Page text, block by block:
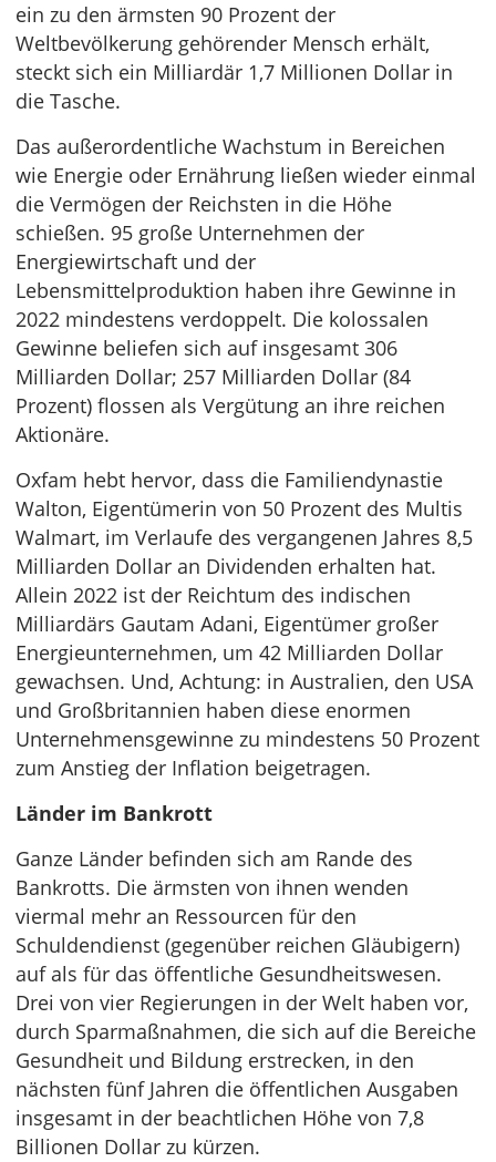
ein zu den ärmsten 90 Prozent der
Weltbevölkerung gehörender Mensch erhält,
steckt sich ein Milliardär 1,7 Millionen Dollar in
die Tasche.
Das außerordentliche Wachstum in Bereichen
wie Energie oder Ernährung ließen wieder einmal
die Vermögen der Reichsten in die Höhe
schießen. 95 große Unternehmen der
Energiewirtschaft und der
Lebensmittelproduktion haben ihre Gewinne in
2022 mindestens verdoppelt. Die kolossalen
Gewinne beliefen sich auf insgesamt 306
Milliarden Dollar; 257 Milliarden Dollar (84
Prozent) flossen als Vergütung an ihre reichen
Aktionäre.
Oxfam hebt hervor, dass die Familiendynastie
Walton, Eigentümerin von 50 Prozent des Multis
Walmart, im Verlaufe des vergangenen Jahres 8,5
Milliarden Dollar an Dividenden erhalten hat.
Allein 2022 ist der Reichtum des indischen
Milliardärs Gautam Adani, Eigentümer großer
Energieunternehmen, um 42 Milliarden Dollar
gewachsen. Und, Achtung: in Australien, den USA
und Großbritannien haben diese enormen
Unternehmensgewinne zu mindestens 50 Prozent
zum Anstieg der Inflation beigetragen.
Länder im Bankrott
Ganze Länder befinden sich am Rande des
Bankrotts. Die ärmsten von ihnen wenden
viermal mehr an Ressourcen für den
Schuldendienst (gegenüber reichen Gläubigern)
auf als für das öffentliche Gesundheitswesen.
Drei von vier Regierungen in der Welt haben vor,
durch Sparmaßnahmen, die sich auf die Bereiche
Gesundheit und Bildung erstrecken, in den
nächsten fünf Jahren die öffentlichen Ausgaben
insgesamt in der beachtlichen Höhe von 7,8
Billionen Dollar zu kürzen.